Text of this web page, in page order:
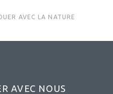
AVEC LA NATURE
AVEC NOUS